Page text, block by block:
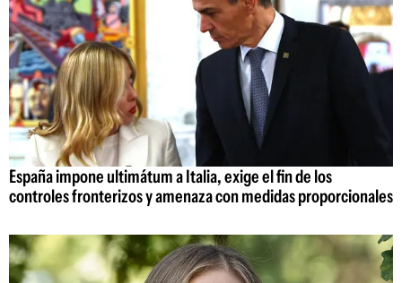
España impone ultimátum a Italia, exige el fin de los
controles fronterizos y amenaza con medidas proporcionales